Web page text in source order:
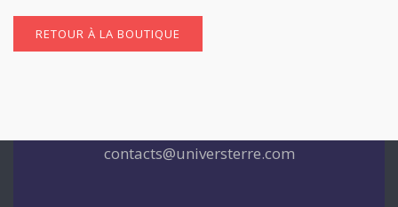
RETOUR À LA BOUTIQUE
contacts@universterre.com